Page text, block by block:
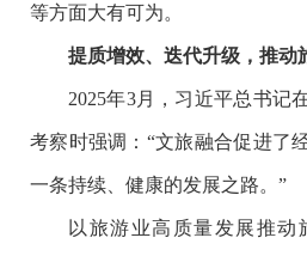
等方面大有可为。
提质增效、迭代升级，推动
2025年3月，习近平总书记
考察时强调：“文旅融合促进了
一条持续、健康的发展之路。”
以旅游业高质量发展推动